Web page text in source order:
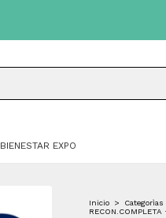
BIENESTAR EXPO
Inicio > Categorìas
RECON.COMPLETA